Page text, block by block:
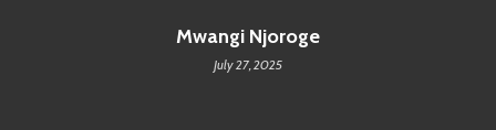
Mwangi Njoroge
July 27, 2025